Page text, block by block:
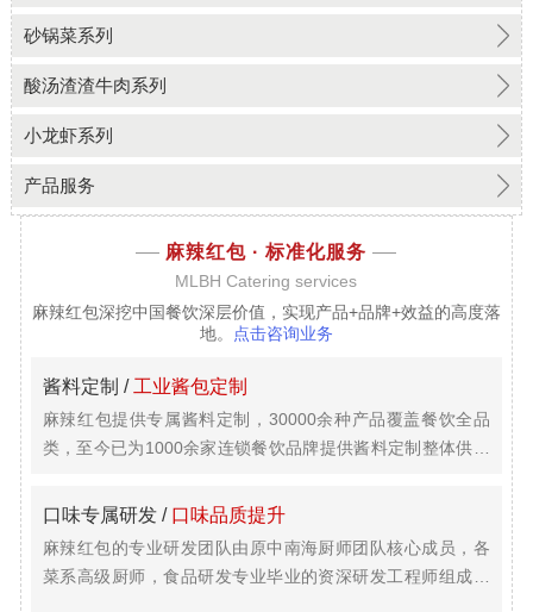
砂锅菜系列
酸汤渣渣牛肉系列
小龙虾系列
产品服务
麻辣红包 ·标准化服务
MLBH Catering services
麻辣红包深挖中国餐饮深层价值，实现产品+品牌+效益的高度落
地。
点击咨询业务
酱料定制 / 工业酱包定制
麻辣红包提供专属酱料定制，30000余种产品覆盖餐饮全品
类，至今已为1000余家连锁餐饮品牌提供酱料定制整体供应
口味专属研发 / 口味品质提升
麻辣红包的专业研发团队由原中南海厨师团队核心成员，各
菜系高级厨师，食品研发专业毕业的资深研发工程师组成，